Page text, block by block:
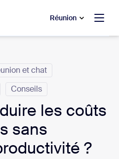
Réunion
et chat
Conseils
les coûts
sans
?